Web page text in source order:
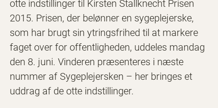
otte indstillinger til Kirsten Stallknecht Prisen
2015. Prisen, der belønner en sygeplejerske,
som har brugt sin ytringsfrihed til at markere
faget over for offentligheden, uddeles mandag
den 8. juni. Vinderen præsenteres i næste
nummer af Sygeplejersken – her bringes et
uddrag af de otte indstillinger.